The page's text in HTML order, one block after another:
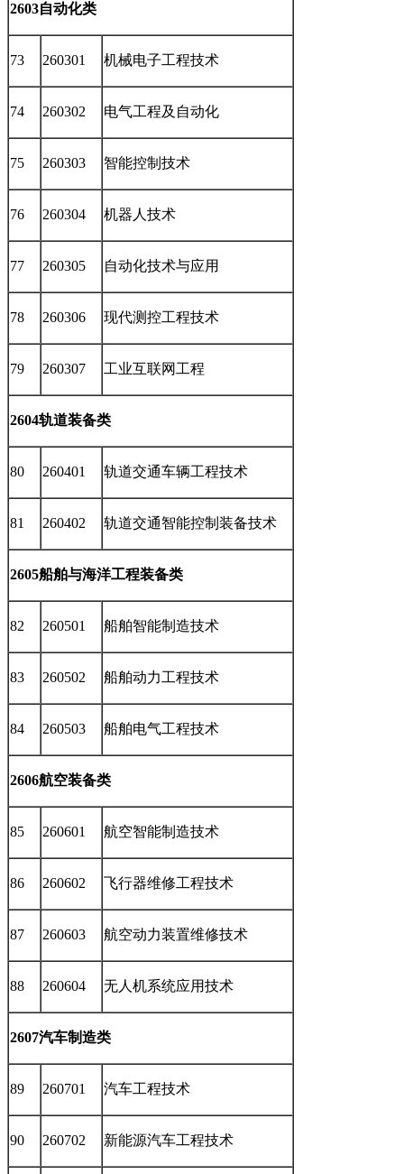
2603自动化类
73 260301 机械电子工程技术
74 260302 电气工程及自动化
75 260303 智能控制技术
76 260304 机器人技术
77 260305 自动化技术与应用
78 260306 现代测控工程技术
79 260307 工业互联网工程
2604轨道装备类
80 260401 轨道交通车辆工程技术
81 260402 轨道交通智能控制装备技术
2605船舶与海洋工程装备类
82 260501 船舶智能制造技术
83 260502 船舶动力工程技术
84 260503 船舶电气工程技术
2606航空装备类
85 260601 航空智能制造技术
86 260602 飞行器维修工程技术
87 260603 航空动力装置维修技术
88 260604 无人机系统应用技术
2607汽车制造类
89 260701 汽车工程技术
90 260702 新能源汽车工程技术